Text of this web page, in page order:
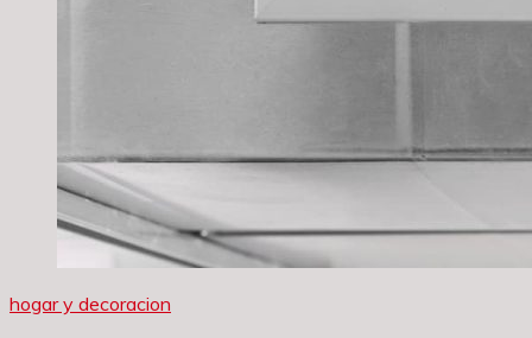
hogar y decoracion